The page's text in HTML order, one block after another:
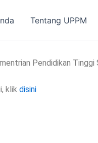
Tentang UPPM
Pendidikan Tinggi
klik disini